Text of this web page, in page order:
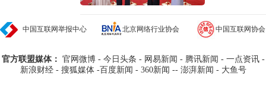
中国互联网举报中心 北京网络行业协会 中国互联网协会
官方联盟媒体： 官网微博- 今日头条 -网易新闻 - 腾讯新闻 - 一点资讯-
新浪财经 - 搜狐媒体 -百度新闻 - 360新闻 -- 澎湃新闻 -大鱼号